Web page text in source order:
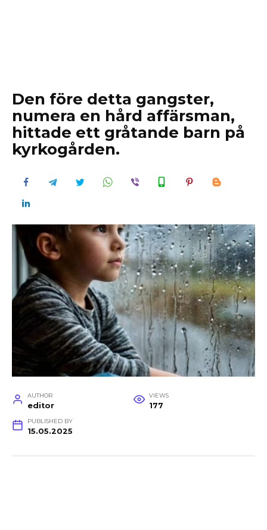
Den före detta gangster,
numera en hård affärsman,
hittade ett gråtande barn på
kyrkogården.
AUTHOR
editor
VIEWS
177
PUBLISHED BY
15.05.2025